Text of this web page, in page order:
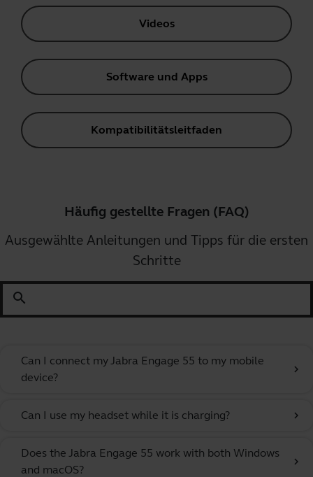
Videos
Software und Apps
Kompatibilitätsleitfaden
Häufig gestellte Fragen (FAQ)
Ausgewählte Anleitungen und Tipps für die ersten
Schritte
search
Can I connect my Jabra Engage 55 to my mobile
device?
chevron_right
Can I use my headset while it is charging? chevron_right
Does the Jabra Engage 55 work with both Windows
and macOS?
chevron_right